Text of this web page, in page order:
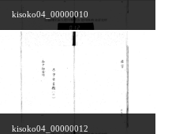
kisoko04_00000010
kisoko04_00000012